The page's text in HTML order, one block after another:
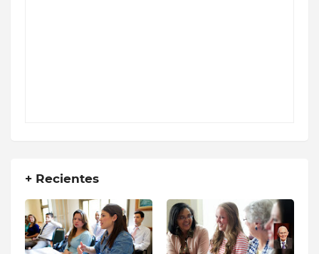
+ Recientes